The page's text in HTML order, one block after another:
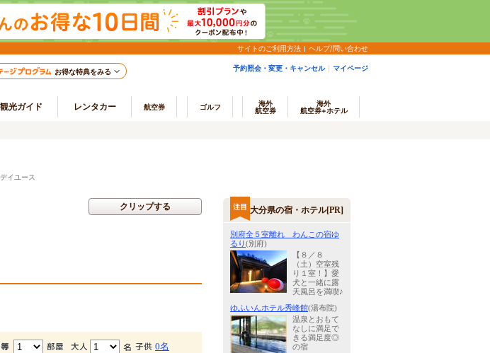
サイトのご利用方法 ヘルプ/問い合わせ
お得な特典をみる 予約照会・変更・キャンセル マイページ
観光ガイド レンタカー 航空券 ゴルフ
海外
航空券
海外
航空券+ホテル
イユース
クリップする
0名
大分県の宿・ホテル[PR]
別府全５室離れ わんこの宿ゆ
るり(別府)
【８／８
（土）空室残
り１室！】愛
犬と一緒に露
天風呂を満喫♪
ゆふいんホテル秀峰館(湯布院)
温泉とおもて
なしに満足で
きる満足度◎
の宿